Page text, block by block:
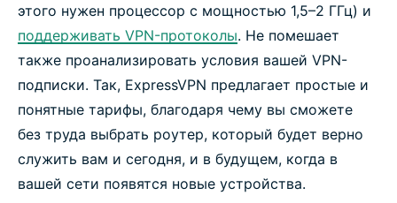
этого нужен процессор с мощностью 1,5–2 ГГц) и
поддерживать VPN-протоколы. Не помешает
также проанализировать условия вашей VPN-
подписки. Так, ExpressVPN предлагает простые и
понятные тарифы, благодаря чему вы сможете
без труда выбрать роутер, который будет верно
служить вам и сегодня, и в будущем, когда в
вашей сети появятся новые устройства.